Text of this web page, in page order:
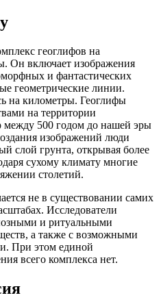
геоглифов на
Он включает изображения
и фантастических
геометрические линии.
на километры. Геоглифы
на территории
между 500 годом до нашей эры
изображений люди
слой грунта, открывая более
сухому климату многие
столетий.
не в существовании самих
Исследователи
и ритуальными
а также с возможными
При этом единой
всего комплекса нет.